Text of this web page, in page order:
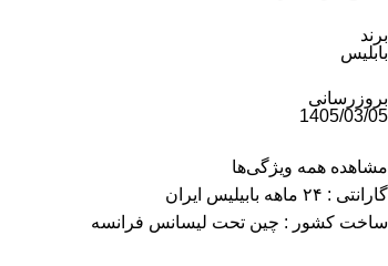
برند
بابلیس
بروزرسانی
1405/03/05
مشاهده همه ویژگی‌ها
گارانتی : ۲۴ ماهه بابیلیس ایران
ساخت کشور : چین تحت لیسانس فرانسه